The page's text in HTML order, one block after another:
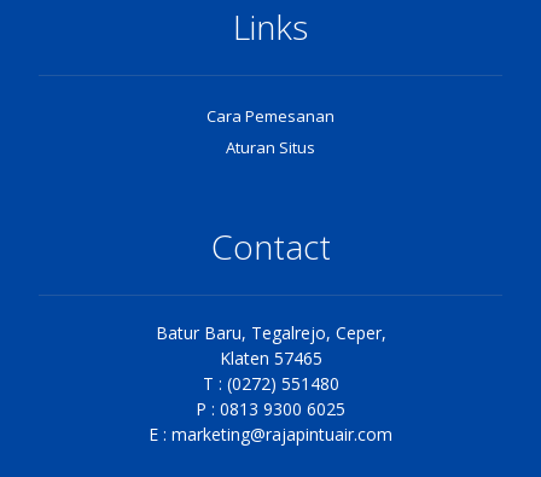
Links
Cara Pemesanan
Aturan Situs
Contact
Batur Baru, Tegalrejo, Ceper,
Klaten 57465
T : (0272) 551480
P : 0813 9300 6025
E : marketing@rajapintuair.com